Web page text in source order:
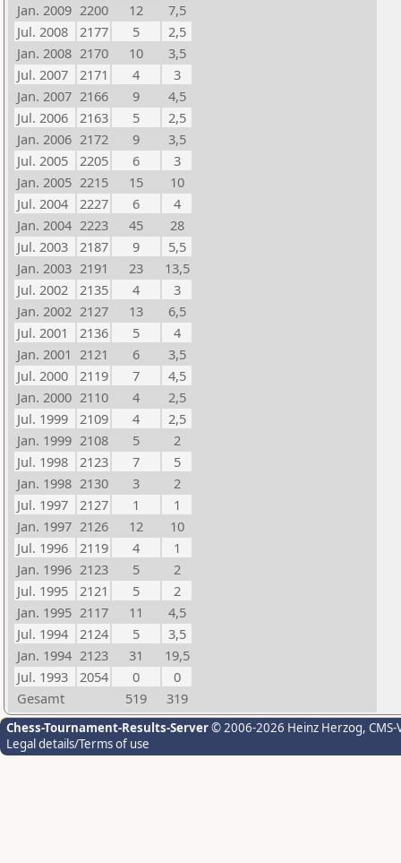
Jan. 2009 2200 12
7,5
Jul. 2008
2177 5
2,5
Jan. 2008 2170 10
3,5
Jul. 2007
2171 4
3
Jan. 2007 2166 9
4,5
Jul. 2006
2163 5
2,5
Jan. 2006 2172 9
3,5
Jul. 2005
2205 6
3
Jan. 2005 2215 15
10
Jul. 2004
2227 6
4
Jan. 2004 2223 45
28
Jul. 2003
2187 9
5,5
Jan. 2003 2191 23
13,5
Jul. 2002
2135 4
3
Jan. 2002 2127 13
6,5
Jul. 2001
2136 5
4
Jan. 2001 2121 6
3,5
Jul. 2000
2119 7
4,5
Jan. 2000 2110 4
2,5
Jul. 1999
2109 4
2,5
Jan. 1999 2108 5
2
Jul. 1998
2123 7
5
Jan. 1998 2130 3
2
Jul. 1997
2127 1
1
Jan. 1997 2126 12
10
Jul. 1996
2119 4
1
Jan. 1996 2123 5
2
Jul. 1995
2121 5
2
Jan. 1995 2117 11
4,5
Jul. 1994
2124 5
3,5
Jan. 1994 2123 31
19,5
Jul. 1993
2054 0
0
Gesamt
519 319
Chess-Tournament-Results-Server© 2006-2026 Heinz Herzog,
Legal details/Terms of use